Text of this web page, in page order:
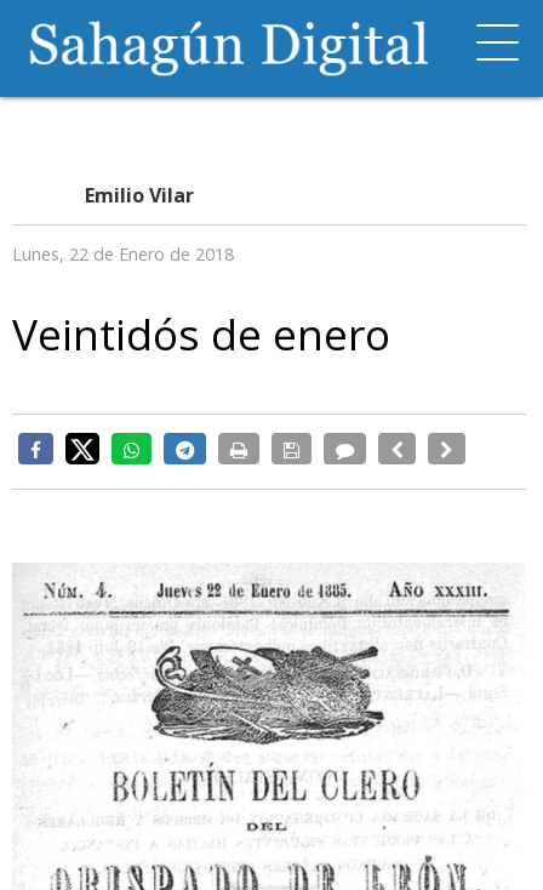
Emilio Vilar
Lunes, 22 de Enero de 2018
Veintidós de enero